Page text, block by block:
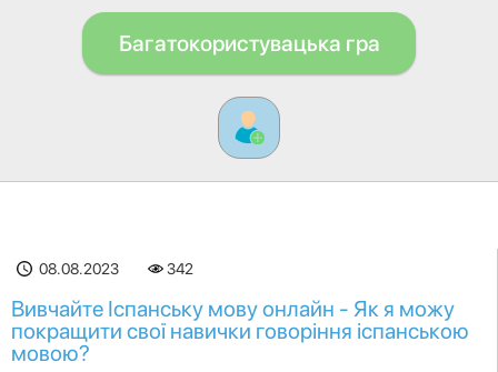
Багатокористувацька гра
08.08.2023 342
Вивчайте Іспанську мову онлайн - Як я можу
покращити свої навички говоріння іспанською
мовою?